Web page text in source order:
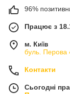
96%
Працює з
м. Київ
буль. Перова
Контакти
Сьогодні